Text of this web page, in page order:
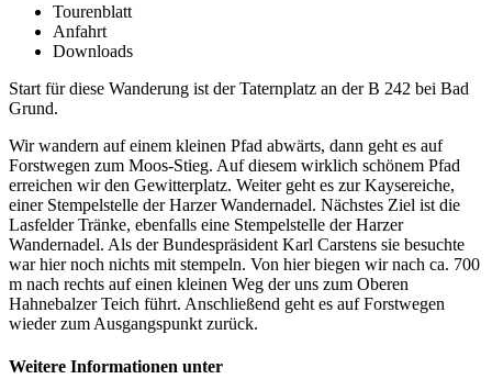
Tourenblatt
Anfahrt
Downloads
Start für diese Wanderung ist der Taternplatz an der B 242 bei Bad
Grund.
Wir wandern auf einem kleinen Pfad abwärts, dann geht es auf
Forstwegen zum Moos-Stieg. Auf diesem wirklich schönem Pfad
erreichen wir den Gewitterplatz. Weiter geht es zur Kaysereiche,
einer Stempelstelle der Harzer Wandernadel. Nächstes Ziel ist die
Lasfelder Tränke, ebenfalls eine Stempelstelle der Harzer
Wandernadel. Als der Bundespräsident Karl Carstens sie besuchte
war hier noch nichts mit stempeln. Von hier biegen wir nach ca. 700
m nach rechts auf einen kleinen Weg der uns zum Oberen
Hahnebalzer Teich führt. Anschließend geht es auf Forstwegen
wieder zum Ausgangspunkt zurück.
Weitere Informationen unter